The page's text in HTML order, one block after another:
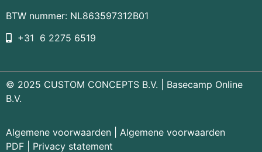
BTW nummer: NL863597312B01
+31 6 2275 6519
© 2025 CUSTOM CONCEPTS B.V. | Basecamp Online
B.V.
Algemene voorwaarden
Algemene voorwaarden
PDF
Privacy statement